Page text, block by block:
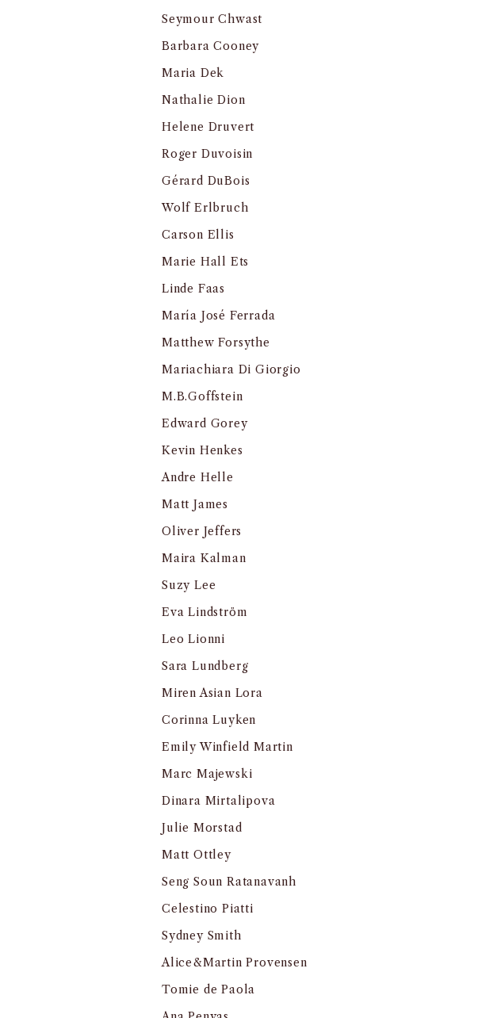
Seymour Chwast
Barbara Cooney
Maria Dek
Nathalie Dion
Helene Druvert
Roger Duvoisin
Gérard DuBois
Wolf Erlbruch
Carson Ellis
Marie Hall Ets
Linde Faas
María José Ferrada
Matthew Forsythe
Mariachiara Di Giorgio
M.B.Goffstein
Edward Gorey
Kevin Henkes
Andre Helle
Matt James
Oliver Jeffers
Maira Kalman
Suzy Lee
Eva Lindström
Leo Lionni
Sara Lundberg
Miren Asian Lora
Corinna Luyken
Emily Winfield Martin
Marc Majewski
Dinara Mirtalipova
Julie Morstad
Matt Ottley
Seng Soun Ratanavanh
Celestino Piatti
Sydney Smith
Alice&Martin Provensen
Tomie de Paola